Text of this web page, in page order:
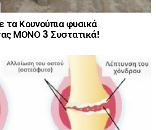
τα Κουνούπια φυσικά
ΜΟΝΟ 3 Συστατικά!